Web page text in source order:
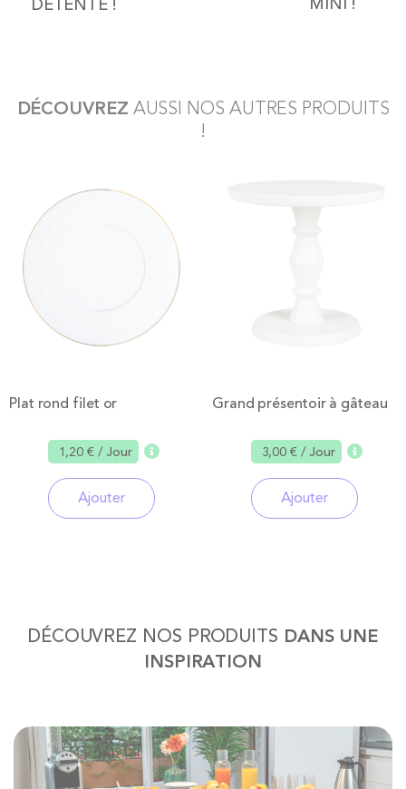
DÉCOUVREZAUSSI NOS AUTRES PRODUITS
!
Plat rond filet or
1,20 €/ Jour
Ajouter
Grand présentoir à gâteau
3,00 €/ Jour
Ajouter
DÉCOUVREZ NOS PRODUITS DANS UNE
INSPIRATION